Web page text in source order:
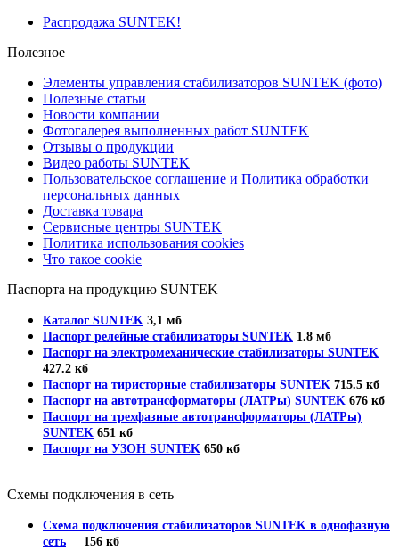
Распродажа SUNTEK!
Полезное
Элементы управления стабилизаторов SUNTEK (фото)
Полезные статьи
Новости компании
Фотогалерея выполненных работ SUNTEK
Отзывы о продукции
Видео работы SUNTEK
Пользовательское соглашение и Политика обработки
персональных данных
Доставка товара
Сервисные центры SUNTEK
Политика использования cookies
Что такое cookie
Паспорта на продукцию SUNTEK
Каталог SUNTEK 3,1 мб
Паспорт релейные стабилизаторы SUNTEK 1.8 мб
Паспорт на электромеханические стабилизаторы SUNTEK
427.2 кб
Паспорт на тиристорные стабилизаторы SUNTEK 715.5 кб
Паспорт на автотрансформаторы (ЛАТРы) SUNTEK 676 кб
Паспорт на трехфазные автотрансформаторы (ЛАТРы)
SUNTEK 651 кб
Паспорт на УЗОН SUNTEK 650 кб
Схемы подключения в сеть
Схема подключения стабилизаторов SUNTEK в однофазную
сеть 156 кб